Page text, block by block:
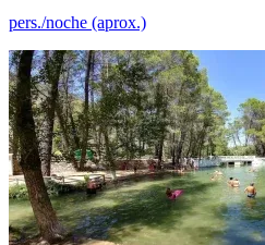
pers./noche (aprox.)